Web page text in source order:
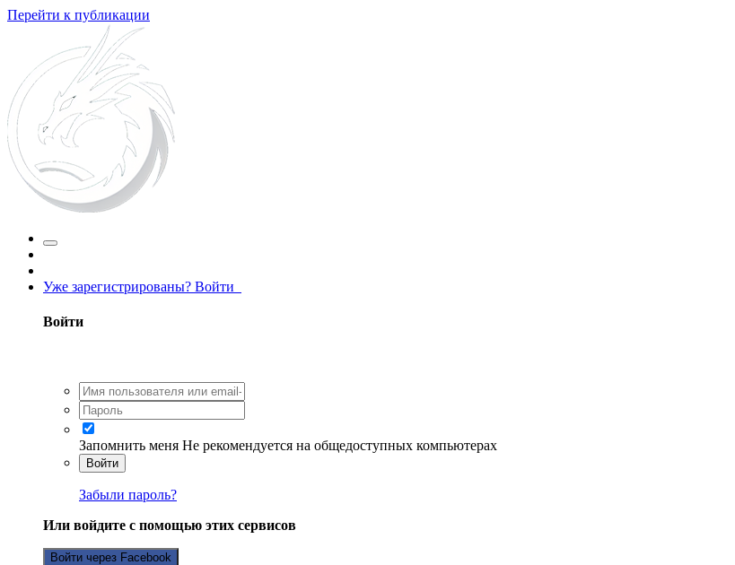
Перейти к публикации
Уже зарегистрированы? Войти
Войти
Запомнить меня Не рекомендуется на общедоступных компьютерах
Войти
Забыли пароль?
Или войдите с помощью этих сервисов
Войти через Facebook